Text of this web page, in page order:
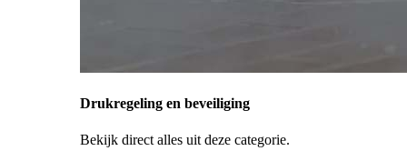
Drukregeling en beveiliging
Bekijk direct alles uit deze categorie.